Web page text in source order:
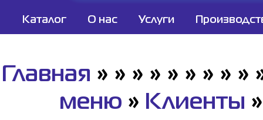
Каталог О нас Услуги
Главная » » » » » » » » »
меню » Клиенты